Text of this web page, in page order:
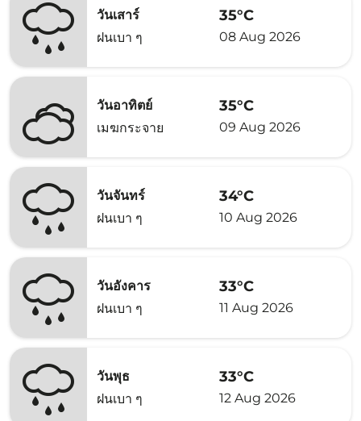
วันเสาร์
ฝนเบา ๆ
35°C
08 Aug 2026
วันอาทิตย์
เมฆกระจาย
35°C
09 Aug 2026
วันจันทร์
ฝนเบา ๆ
34°C
10 Aug 2026
วันอังคาร
ฝนเบา ๆ
33°C
11 Aug 2026
วันพุธ
ฝนเบา ๆ
33°C
12 Aug 2026